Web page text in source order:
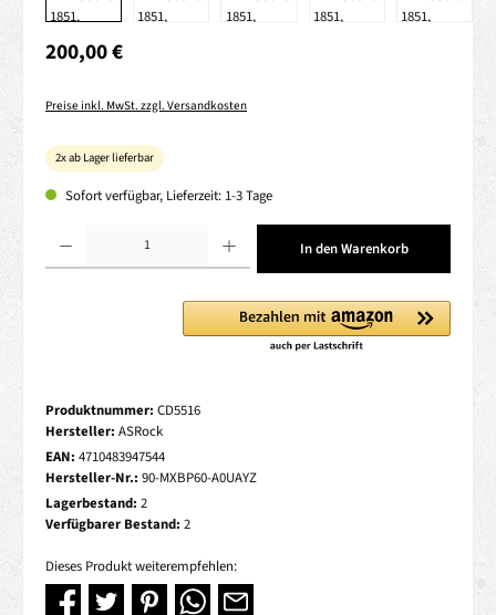
Regulärer Preis:
200,00 €
Preise inkl. MwSt. zzgl. Versandkosten
2x ab Lager lieferbar
Sofort verfügbar, Lieferzeit: 1-3 Tage
In den Warenkorb
Produktnummer: CD5516
Hersteller: ASRock
EAN: 4710483947544
Hersteller-Nr.: 90-MXBP60-A0UAYZ
Lagerbestand: 2
Verfügbarer Bestand: 2
Dieses Produkt weiterempfehlen: